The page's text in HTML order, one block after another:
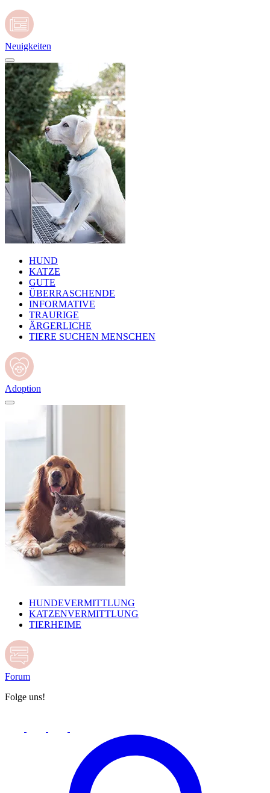
Neuigkeiten
HUND
KATZE
GUTE
ÜBERRASCHENDE
INFORMATIVE
TRAURIGE
ÄRGERLICHE
TIERE SUCHEN MENSCHEN
Adoption
HUNDEVERMITTLUNG
KATZENVERMITTLUNG
TIERHEIME
Forum
Folge uns!